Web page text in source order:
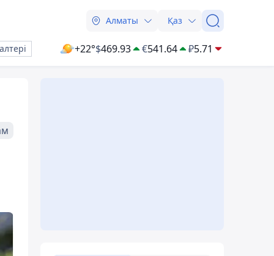
Алматы Қаз
+22°$469.93 €541.64 ₽5.71